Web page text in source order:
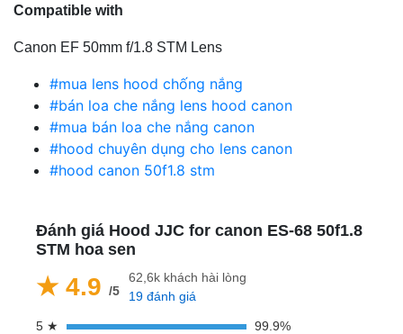
Compatible with
Canon EF 50mm f/1.8 STM Lens
#mua lens hood chống nắng
#bán loa che nắng lens hood canon
#mua bán loa che nắng canon
#hood chuyên dụng cho lens canon
#hood canon 50f1.8 stm
Đánh giá Hood JJC for canon ES-68 50f1.8
STM hoa sen
★ 4.9 /5
62,6k khách hài lòng
19 đánh giá
5 ★
99.9%